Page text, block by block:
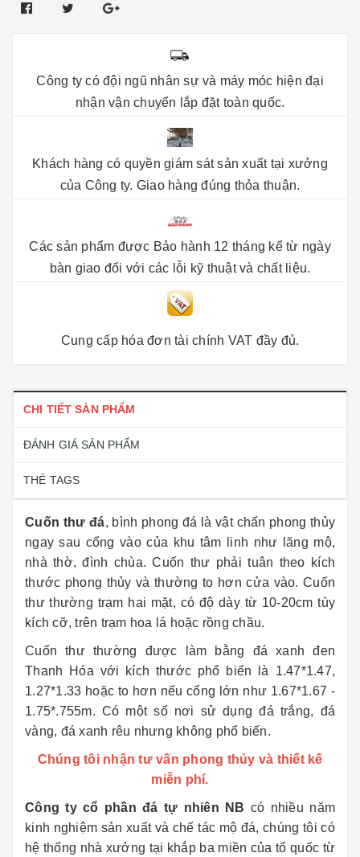
Công ty có đội ngũ nhân sự và máy móc hiện đại
nhận vận chuyển lắp đặt toàn quốc.
Khách hàng có quyền giám sát sản xuất tại xưởng
của Công ty. Giao hàng đúng thỏa thuận.
Các sản phẩm được Bảo hành 12 tháng kể từ ngày
bàn giao đối với các lỗi kỹ thuật và chất liệu.
Cung cấp hóa đơn tài chính VAT đầy đủ.
CHI TIẾT SẢN PHẨM
ĐÁNH GIÁ SẢN PHẨM
THẺ TAGS
Cuốn thư đá, bình phong đá là vật chấn phong thủy
ngay sau cổng vào của khu tâm linh như lăng mộ,
nhà thờ, đình chùa. Cuốn thư phải tuân theo kích
thước phong thủy và thường to hơn cửa vào. Cuốn
thư thường trạm hai mặt, có độ dày từ 10-20cm tùy
kích cỡ, trên trạm hoa lá hoặc rồng chầu.
Cuốn thư thường được làm bằng đá xanh đen
Thanh Hóa với kích thước phổ biến là 1.47*1.47,
1.27*1.33 hoặc to hơn nếu cổng lớn như 1.67*1.67 -
1.75*.755m. Có một số nơi sử dụng đá trắng, đá
vàng, đá xanh rêu nhưng không phổ biến.
Chúng tôi nhận tư vấn phong thủy và thiết kế
miễn phí.
Công ty cổ phần đá tự nhiên NB có nhiều năm
kinh nghiệm sản xuất và chế tác mộ đá, chúng tôi có
hệ thống nhà xưởng tại khắp ba miền của tổ quốc từ